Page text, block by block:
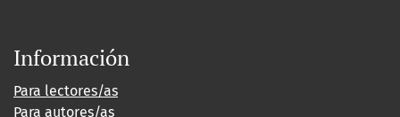
Información
Para lectores/as
Para autores/as